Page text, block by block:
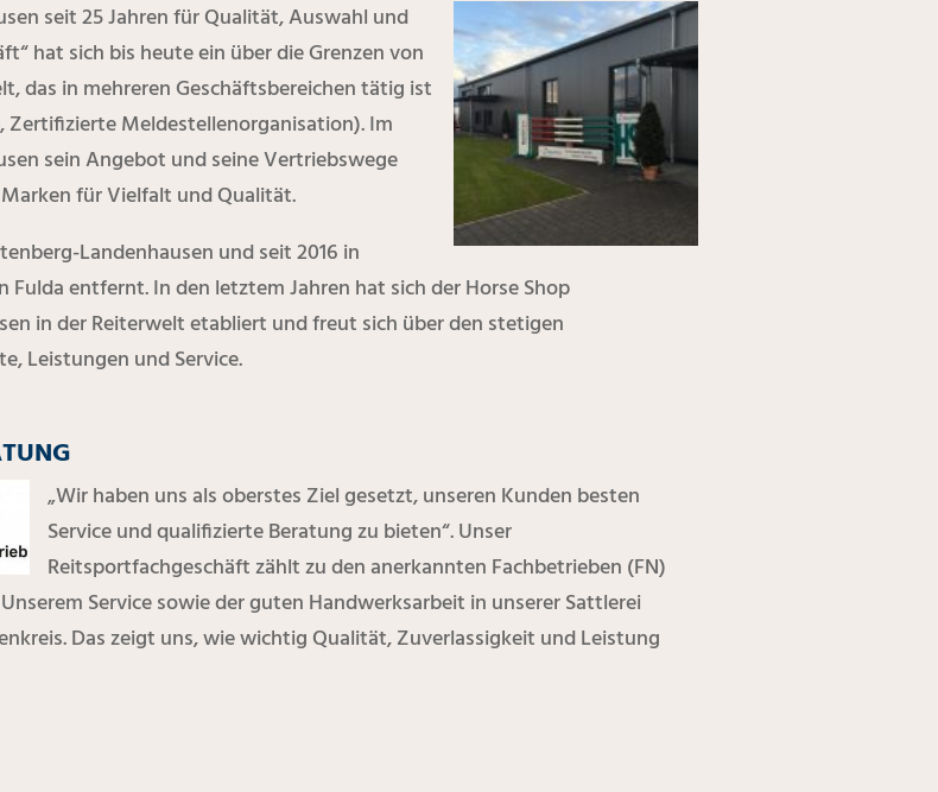
seit 25 Jahren für Qualität, Auswahl und
hat sich bis heute ein über die Grenzen von
das in mehreren Geschäftsbereichen tätig ist
Meldestellenorganisation). Im
sein Angebot und seine Vertriebswege
für Vielfalt und Qualität.
Landenhausen und seit 2016 in
entfernt. In den letztem Jahren hat sich der Horse Shop
in der Reiterwelt etabliert und freut sich über den stetigen
Leistungen und Service.
„Wir haben uns als oberstes Ziel gesetzt, unseren Kunden besten
Service und qualifizierte Beratung zu bieten“. Unser
Reitsportfachgeschäft zählt zu den anerkannten Fachbetrieben (FN)
Service sowie der guten Handwerksarbeit in unserer Sattlerei
Das zeigt uns, wie wichtig Qualität, Zuverlassigkeit und Leistung